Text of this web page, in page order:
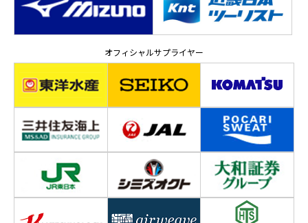
オフィシャルサプライヤー